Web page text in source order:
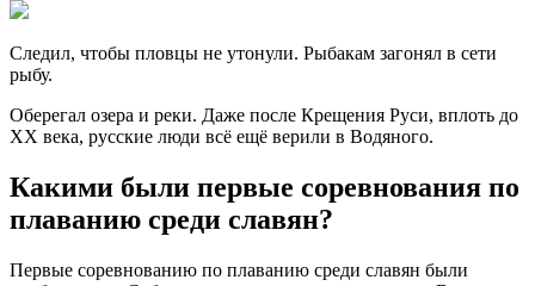
Следил, чтобы пловцы не утонули. Рыбакам загонял в сети
рыбу.
Оберегал озера и реки. Даже после Крещения Руси, вплоть до
ХХ века, русские люди всё ещё верили в Водяного.
Какими были первые соревнования по
плаванию среди славян?
Первые соревнованию по плаванию среди славян были